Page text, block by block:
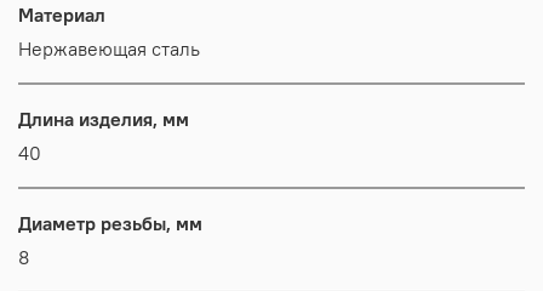
Материал
Нержавеющая сталь
Длина изделия, мм
40
Диаметр резьбы, мм
8